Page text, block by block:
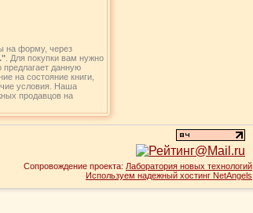
на форму, через
. Для покупки вам нужно
предлагает данную
на состояние книги,
условия. Наша
продавцов на
Сопровождение проекта: Лаборатория новых технологий
Используем надежный хостинг NetAngels